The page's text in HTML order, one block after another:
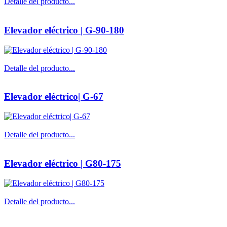
Elevador eléctrico | G-90-180
Detalle del producto...
Elevador eléctrico| G-67
Detalle del producto...
Elevador eléctrico | G80-175
Detalle del producto...